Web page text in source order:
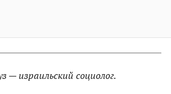
— израильский социолог.